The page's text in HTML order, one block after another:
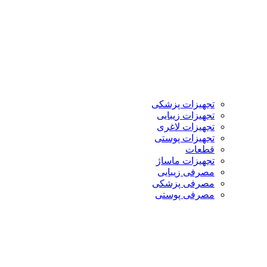
تجهیزات پزشکی
تجهیزات زیبایی
تجهیزات لاغری
تجهیزات پوستی
قطعات
تجهیزات ماساژ
مصرفی زیبایی
مصرفی پزشکی
مصرفی پوستی